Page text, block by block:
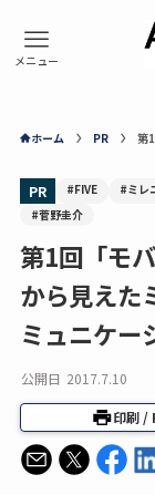
ホーム PR 第
PR #FIVE #ミレ
#菅野圭介
第1回「モ
から見えた
ミュニケー
公開日 2017.7.10
印刷 /